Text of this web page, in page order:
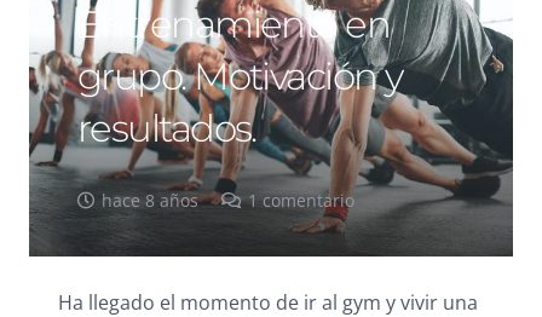
Entrenamiento en
grupo. Motivación y
resultados.
hace 8 años 1comentario
Ha llegado el momento de ir al gym y vivir una